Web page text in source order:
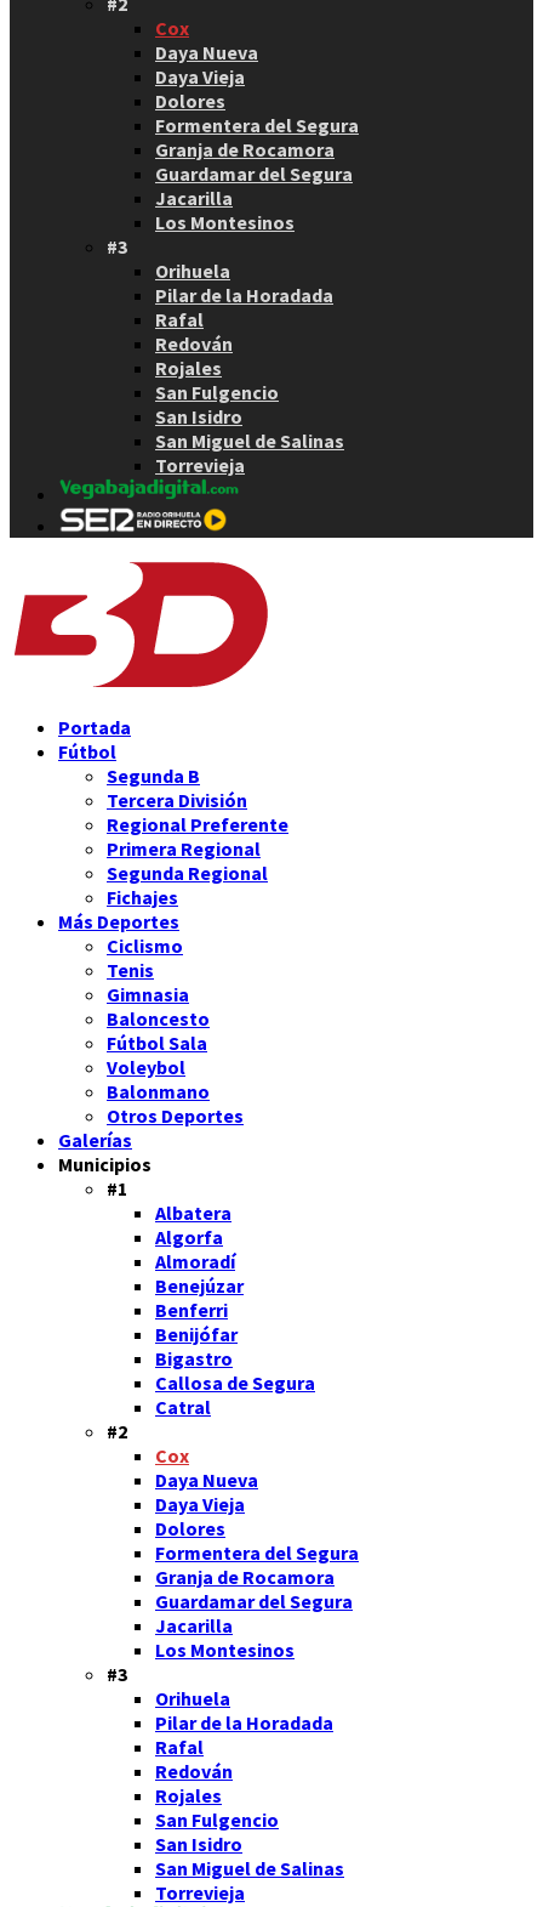
Cox
Daya Nueva
Daya Vieja
Dolores
Formentera del Segura
Granja de Rocamora
Guardamar del Segura
Jacarilla
Los Montesinos
#3
Orihuela
Pilar de la Horadada
Rafal
Redován
Rojales
San Fulgencio
San Isidro
San Miguel de Salinas
Torrevieja
Portada
Fútbol
Segunda B
Tercera División
Regional Preferente
Primera Regional
Segunda Regional
Fichajes
Más Deportes
Ciclismo
Tenis
Gimnasia
Baloncesto
Fútbol Sala
Voleybol
Balonmano
Otros Deportes
Galerías
Municipios
#1
Albatera
Algorfa
Almoradí
Benejúzar
Benferri
Benijófar
Bigastro
Callosa de Segura
Catral
#2
Cox
Daya Nueva
Daya Vieja
Dolores
Formentera del Segura
Granja de Rocamora
Guardamar del Segura
Jacarilla
Los Montesinos
#3
Orihuela
Pilar de la Horadada
Rafal
Redován
Rojales
San Fulgencio
San Isidro
San Miguel de Salinas
Torrevieja